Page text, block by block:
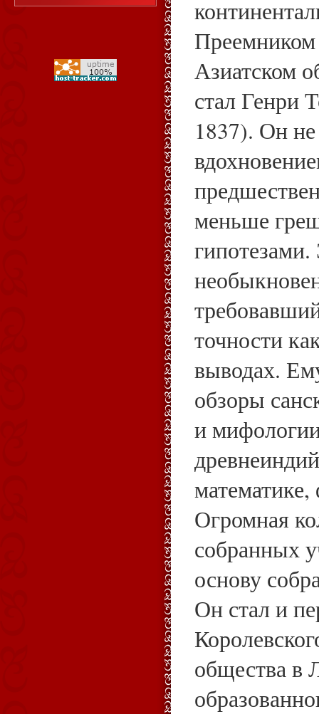
Азиатском
стал Генри
1837). Он
меньше
точности
выводах.
обзоры
и
Огромная
собранных
основу
Он стал и
общества в